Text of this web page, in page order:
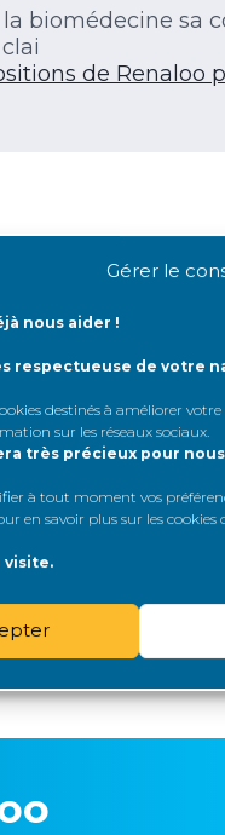
Gérer le
nous aider !
respectueuse de votre
destinés à améliorer
sur les réseaux sociaux
très précieux pour
à tout moment vos
en savoir plus sur les
visite.
la biomédecine
de Renaloo
au sujet
passe: